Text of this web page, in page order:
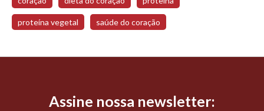
proteína vegetal saúde do coração
Assine nossa newsletter: